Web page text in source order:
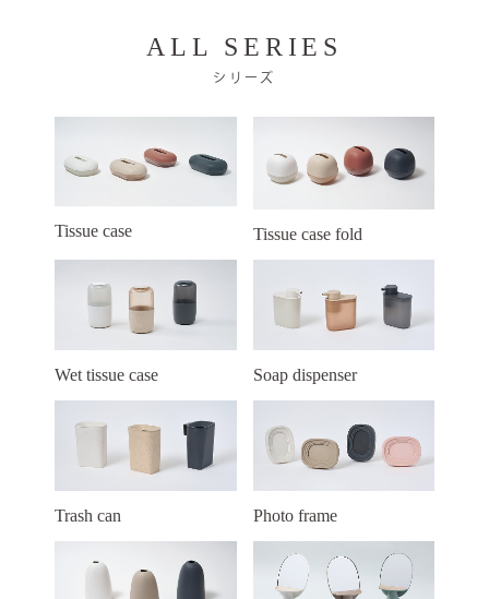
ALL SERIES
シリーズ
Tissue case Tissue case fold
Wet tissue case Soap dispenser
Trash can Photo frame